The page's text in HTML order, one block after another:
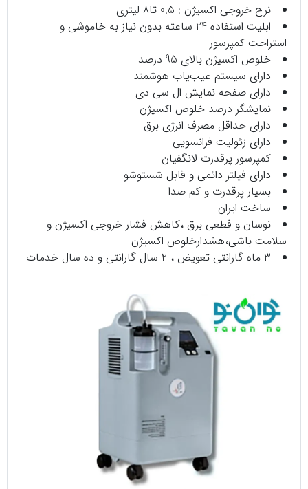
نرخ خروجی اکسیژن : 0.5 تا8 لیتری
ابلیت استفاده 24 ساعته بدون نیاز به خاموشی و
استراحت کمپرسور
خلوص اکسیژن بالای 95 درصد
دارای سیستم عیب‌یاب هوشمند
دارای صفحه نمایش ال سی دی
نمایشگر درصد خلوص اکسیژن
دارای حداقل مصرف انرژی برق
دارای زئولیت فرانسویی
کمپرسور پرقدرت لانگفیان
دارای فیلتر دائمی و قابل شستوشو
بسیار پرقدرت و کم صدا
ساخت ایران
نوسان و فطعی برق ،کاهش فشار خروجی اکسیژن و
سلامت باشی،هشدارخلوص اکسیژن
3 ماه گارانتی تعویض ، 2 سال گارانتی و ده سال خدمات